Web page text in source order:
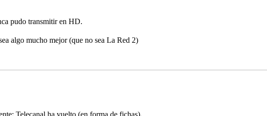
pudo transmitir en HD.
algo mucho mejor (que no sea La Red 2)
Telecanal ha vuelto (en forma de fichas).